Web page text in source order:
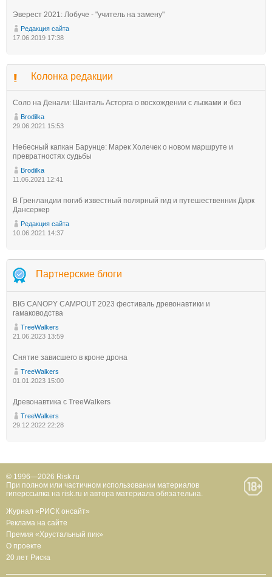
Эверест 2021: Лобуче - "учитель на замену"
Редакция сайта
17.06.2019 17:38
Колонка редакции
Соло на Денали: Шанталь Асторга о восхождении с лыжами и без
Brodilka
29.06.2021 15:53
Небесный капкан Барунце: Марек Холечек о новом маршруте и
превратностях судьбы
Brodilka
11.06.2021 12:41
В Гренландии погиб известный полярный гид и путешественник Дирк
Дансеркер
Редакция сайта
10.06.2021 14:37
Партнерские блоги
BIG CANOPY CAMPOUT 2023 фестиваль древонавтики и
гамаководства
TreeWalkers
21.06.2023 13:59
Снятие зависшего в кроне дрона
TreeWalkers
01.01.2023 15:00
Древонавтика с TreeWalkers
TreeWalkers
29.12.2022 22:28
© 1996—2026 Risk.ru
При полном или частичном использовании материалов
гиперссылка на risk.ru и автора материала обязательна.
Журнал «РИСК онсайт»
Реклама на сайте
Премия «Хрустальный пик»
О проекте
20 лет Риска